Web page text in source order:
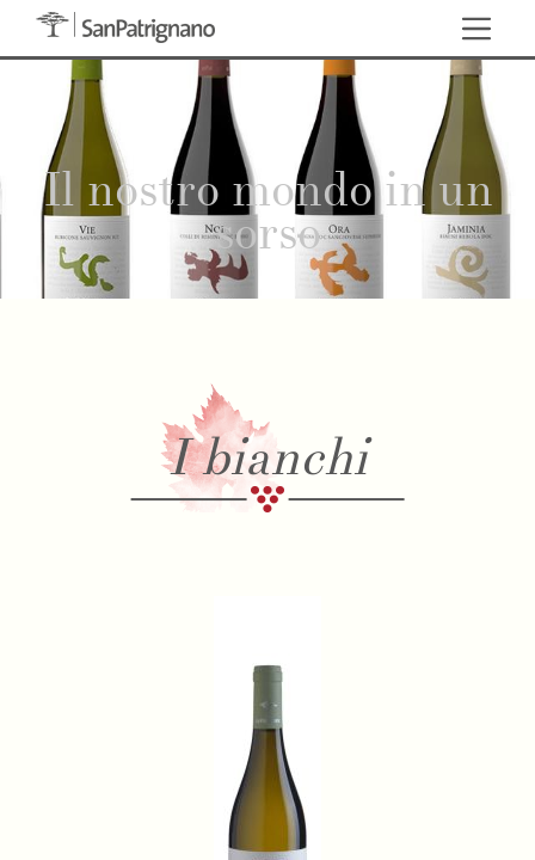
Il nostro mondo in un
sorso
I bianchi